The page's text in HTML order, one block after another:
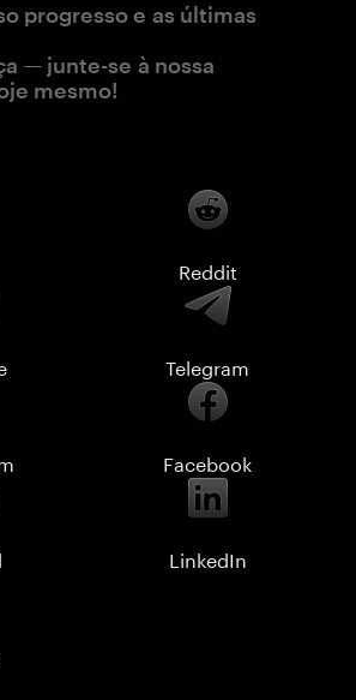
progresso e as últimas
— junte-se à nossa
mesmo!
Reddit
Telegram
Facebook
LinkedIn